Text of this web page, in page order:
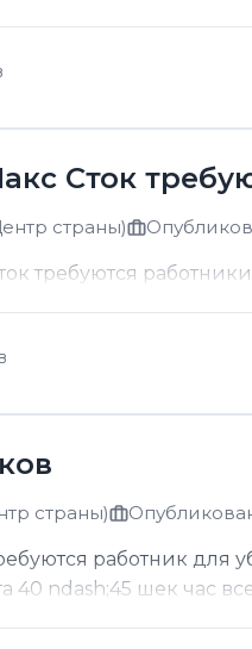
Сток
страны)
требуются работники
страны)
работник для
40 ndash;45 шек час